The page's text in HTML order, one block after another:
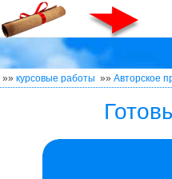
»» курсовые работы »» Авторское